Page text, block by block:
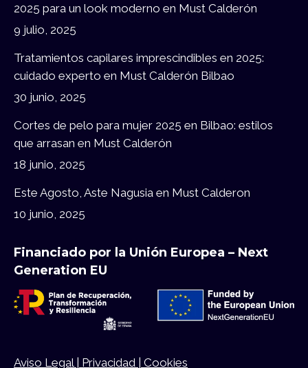
windowwindow
2025 para un look moderno en Must Calderón
9 julio, 2025
Tratamientos capilares imprescindibles en 2025:
cuidado experto en Must Calderón Bilbao
30 junio, 2025
Cortes de pelo para mujer 2025 en Bilbao: estilos
que arrasan en Must Calderón
18 junio, 2025
Este Agosto, Aste Nagusia en Must Calderon
10 junio, 2025
Financiado por la Unión Europea – Next
Generation EU
Aviso Legal | Privacidad | Cookies